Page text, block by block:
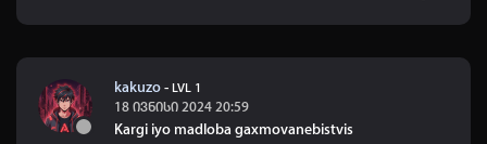
kakuzo - LVL 1
18 ივნისი 2024 20:59
Kargi iyo madloba gaxmovanebistvis